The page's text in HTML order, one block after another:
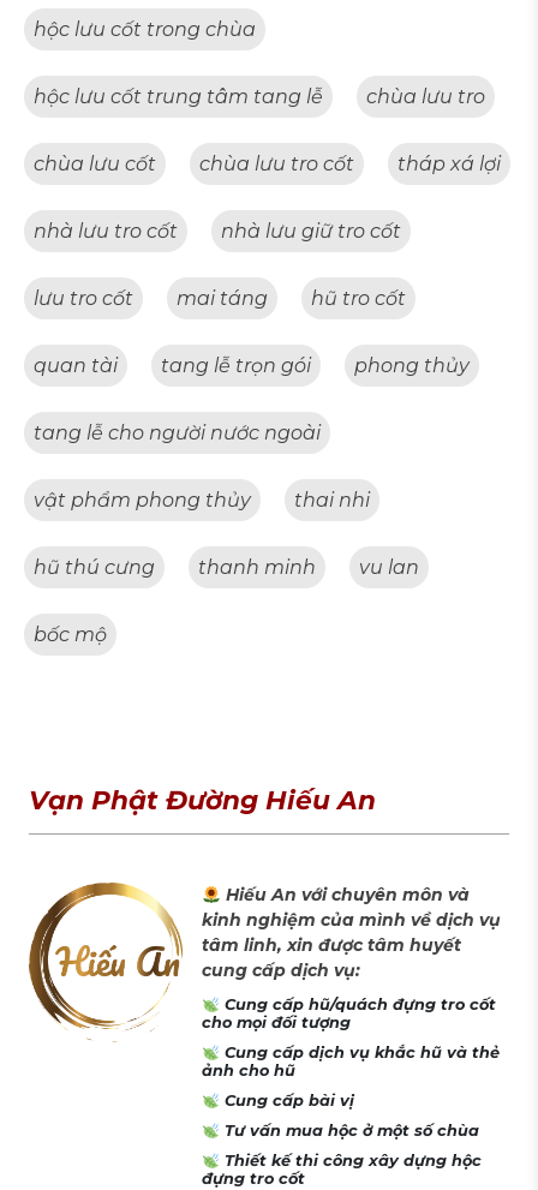
hộc lưu cốt trong chùa
hộc lưu cốt trung tâm tang lễ chùa lưu tro
chùa lưu cốt chùa lưu tro cốt tháp xá lợi
nhà lưu tro cốt nhà lưu giữ tro cốt
lưu tro cốt mai táng hũ tro cốt
quan tài tang lễ trọn gói phong thủy
tang lễ cho người nước ngoài
vật phẩm phong thủy thai nhi
hũ thú cưng thanh minh vu lan
bốc mộ
Vạn Phật Đường Hiếu An
Hiếu An với chuyên môn và
kinh nghiệm của mình về dịch vụ
tâm linh, xin được tâm huyết
cung cấp dịch vụ:
Cung cấp hũ/quách đựng tro cốt
cho mọi đối tượng
Cung cấp dịch vụ khắc hũ và thẻ
ảnh cho hũ
Cung cấp bài vị
Tư vấn mua hộc ở một số chùa
Thiết kế thi công xây dựng hộc
đựng tro cốt